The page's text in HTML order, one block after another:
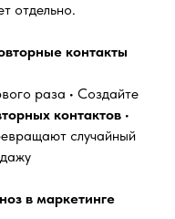
отдельно.
контакты
раза • Создайте
контактов •
случайный
в маркетинге